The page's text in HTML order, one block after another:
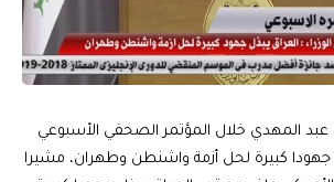
عبد المهدي خلال المؤتمر الصحفي الأسبوعي
جهودا كبيرة لحل أزمة واشنطن وطهران، مشيرا